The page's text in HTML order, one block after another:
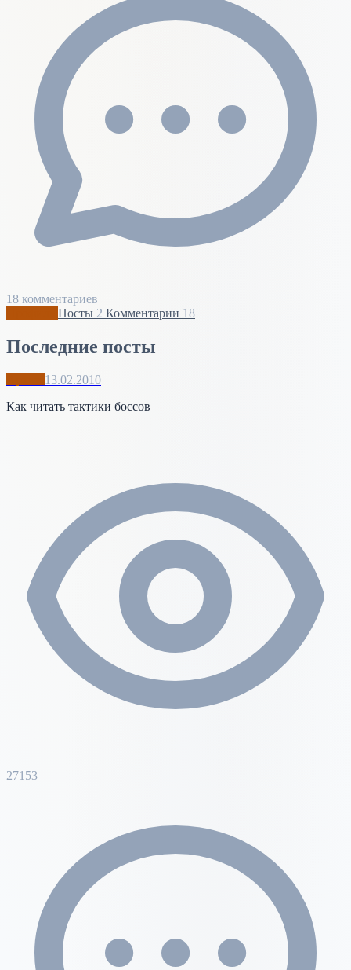
18 комментариев
Посты 2 Комментарии 18
Последние посты
13.02.2010
Как читать тактики боссов
27153